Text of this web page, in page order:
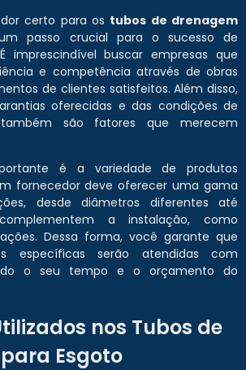
certo para os tubos de drenagem
passo crucial para o sucesso de
imprescindível buscar empresas que
e competência através de obras
de clientes satisfeitos. Além disso,
oferecidas e das condições de
são fatores que merecem
é a variedade de produtos
fornecedor deve oferecer uma gama
desde diâmetros diferentes até
a instalação, como
Dessa forma, você garante que
específicas serão atendidas com
o seu tempo e o orçamento do
nos Tubos de
Esgoto